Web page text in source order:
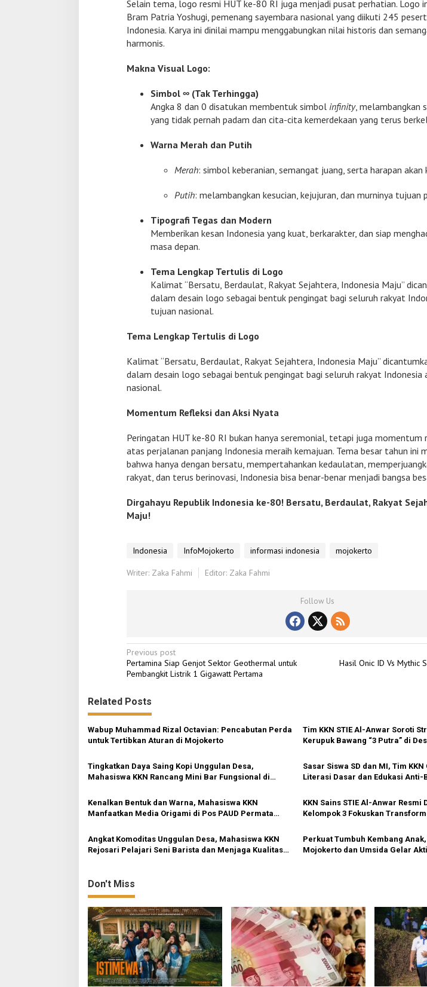
Selain tema, logo resmi HUT ke-80 RI juga menjadi pusat perhatian. Logo
Bram Patria Yoshugi, pemenang sayembara nasional yang diikuti 245
Indonesia. Karya ini dinilai mampu menggabungkan nilai historis dan
harmonis.
Makna Visual Logo:
Simbol ∞ (Tak Terhingga)
Angka 8 dan 0 disatukan membentuk simbol infinity, melambangkan
yang tidak pernah padam dan cita-cita kemerdekaan yang terus
Warna Merah dan Putih
Merah: simbol keberanian, semangat juang, serta harapan akan
Putih: melambangkan kesucian, kejujuran, dan murninya tujuan
Tipografi Tegas dan Modern
Memberikan kesan Indonesia yang kuat, berkarakter, dan siap
masa depan.
Tema Lengkap Tertulis di Logo
Kalimat “Bersatu, Berdaulat, Rakyat Sejahtera, Indonesia Maju”
dalam desain logo sebagai bentuk pengingat bagi seluruh rakyat
tujuan nasional.
Tema Lengkap Tertulis di Logo
Kalimat “Bersatu, Berdaulat, Rakyat Sejahtera, Indonesia Maju”
dalam desain logo sebagai bentuk pengingat bagi seluruh rakyat Indonesia
nasional.
Momentum Refleksi dan Aksi Nyata
Peringatan HUT ke-80 RI bukan hanya seremonial, tetapi juga momentum
atas perjalanan panjang Indonesia meraih kemajuan. Tema besar tahun ini
bahwa hanya dengan bersatu, mempertahankan kedaulatan,
rakyat, dan terus berinovasi, Indonesia bisa benar-benar menjadi bangsa
Dirgahayu Republik Indonesia ke-80! Bersatu, Berdaulat, Rakyat
Maju!
Indonesia InfoMojokerto informasi indonesia mojokerto
Writer: Zaka Fahmi Editor: Zaka Fahmi
Follow Us
P
o
t
n
a
i
a
i
o
Previous post
Pertamina Siap Genjot Sektor Geothermal untuk
Pembangkit Listrik 1 Gigawatt Pertama
Hasil Onic ID Vs Mythic
Related Posts
Wabup Muhammad Rizal Octavian: Pencabutan Perda
untuk Tertibkan Aturan di Mojokerto
Tim KKN STIE Al-Anwar Soroti
Kerupuk Bawang “3 Putra” di
Tingkatkan Daya Saing Kopi Unggulan Desa,
Mahasiswa KKN Rancang Mini Bar Fungsional di
Sasar Siswa SD dan MI, Tim
Literasi Dasar dan Edukasi
Kenalkan Bentuk dan Warna, Mahasiswa KKN
Manfaatkan Media Origami di Pos PAUD Permata
KKN Sains STIE Al-Anwar
Kelompok 3 Fokuskan
Angkat Komoditas Unggulan Desa, Mahasiswa KKN
Rejosari Pelajari Seni Barista dan Menjaga Kualitas
Perkuat Tumbuh Kembang Anak,
Mojokerto dan Umsida Gelar
Don't Miss